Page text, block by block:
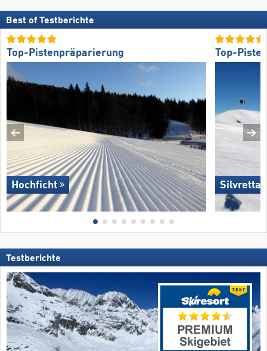
Best of Testberichte
Top-Pistenpräparierung
Hochficht
Top-
Silvretta
Testberichte